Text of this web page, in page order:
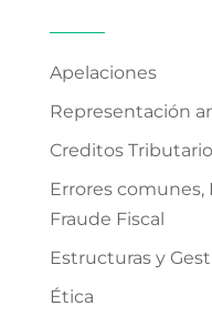
Apelaciones
Representación
Creditos
Errores comunes,
Fraude Fiscal
Estructuras y
Ética